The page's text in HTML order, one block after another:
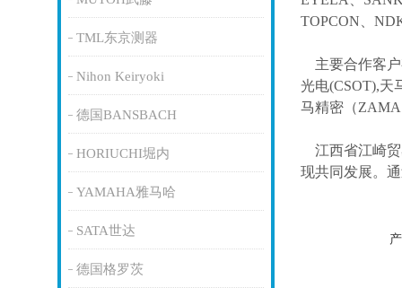
TML东京测器
Nihon Keiryoki
德国BANSBACH
HORIUCHI堀内
YAMAHA雅马哈
SATA世达
德国格罗茨
TOPCON、
主要合作客
光电(CSOT),天
马精密（
江西省江崎
现共同发展。